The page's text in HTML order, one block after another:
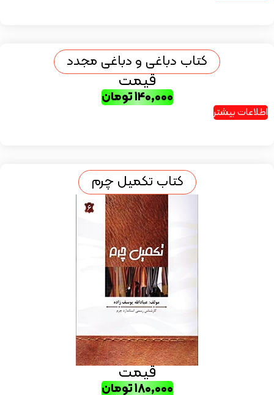
کتاب دباغی و دباغی مجدد
قیمت
۱۴۰,۰۰۰تومان
اطلاعات بیشتر
کتاب تکمیل چرم
قیمت
۱۸۰,۰۰۰تومان